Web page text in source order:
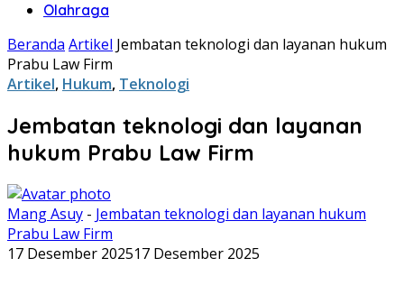
Olahraga
Beranda Artikel Jembatan teknologi dan layanan hukum
Prabu Law Firm
Artikel, Hukum, Teknologi
Jembatan teknologi dan layanan
hukum Prabu Law Firm
Mang Asuy - Jembatan teknologi dan layanan hukum
Prabu Law Firm
17 Desember 202517 Desember 2025